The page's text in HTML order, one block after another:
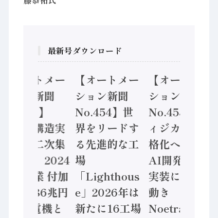
最新号ダウンロード
【オートメー
ション新聞
No.455】
「経済構造実
態調査二次集
計結果」2024
年製造業 付加
価値額86兆円
/ 三菱電機と
【オートメー
ション新聞
No.454】世
界をリードす
る先進的な工
場
「Lighthous
e」2026年は
新たに16工場
【オートメー
ション新聞
No.453】フ
ィジカルAI本
格化へ 国産
AI開発や社会
実装に活発な
動き
Noetra、富士